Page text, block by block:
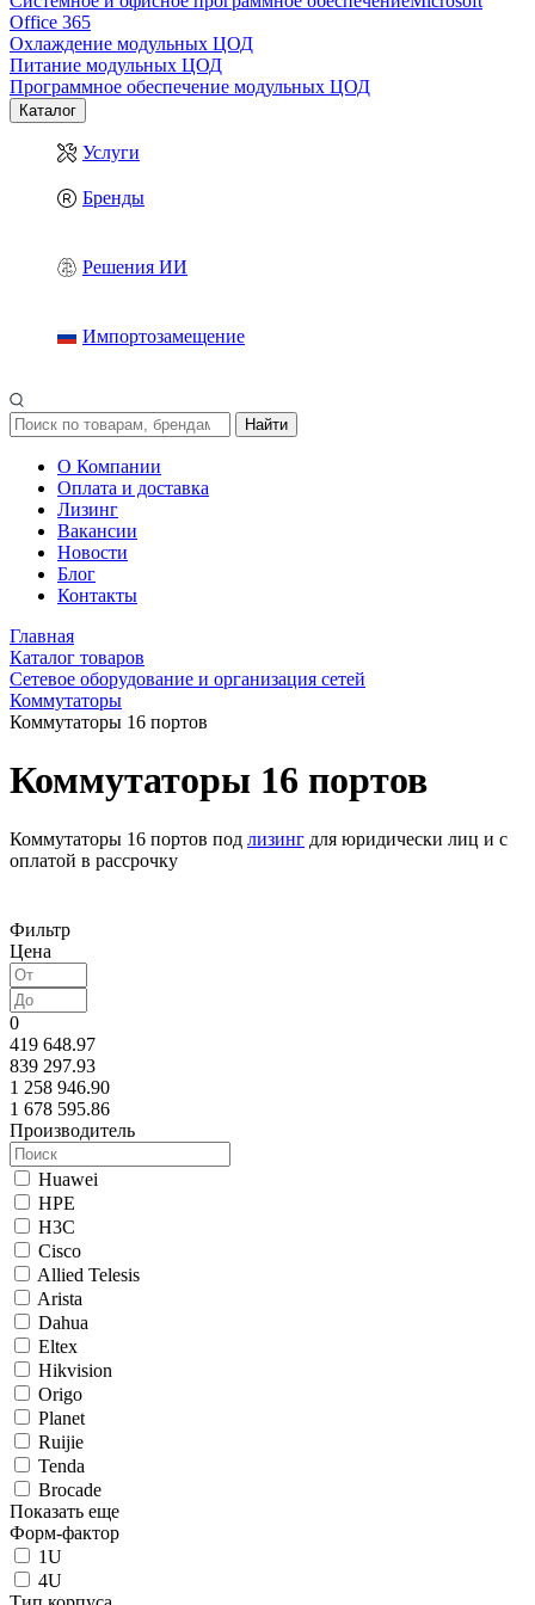
Office 365
Охлаждение модульных ЦОД
Питание модульных ЦОД
Программное обеспечение модульных ЦОД
Каталог
Услуги
Бренды
Решения ИИ
Импортозамещение
Найти
О Компании
Оплата и доставка
Лизинг
Вакансии
Новости
Блог
Контакты
Главная
Каталог товаров
Сетевое оборудование и организация сетей
Коммутаторы
Коммутаторы 16 портов
Коммутаторы 16 портов
Коммутаторы 16 портов под лизинг для юридически лиц и с
оплатой в рассрочку
Фильтр
Цена
0
419 648.97
839 297.93
1 258 946.90
1 678 595.86
Производитель
Huawei
HPE
H3C
Cisco
Allied Telesis
Arista
Dahua
Eltex
Hikvision
Origo
Planet
Ruijie
Tenda
Brocade
Показать еще
Форм-фактор
1U
4U